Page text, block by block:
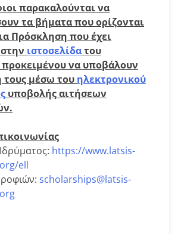
παρακαλούνται να
τα βήματα που ορίζονται
Πρόσκληση που έχει
ιστοσελίδατου
προκειμένου να υποβάλουν
τους μέσω του ηλεκτρονικού
υποβολής αιτήσεων
https://www.latsis-
ell
scholarships@latsis-